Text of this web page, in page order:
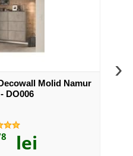
Molid Namur
DO006
lei
›